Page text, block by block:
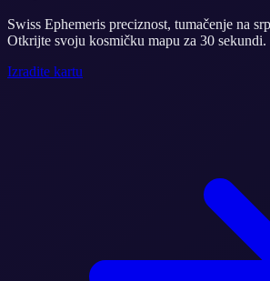
Swiss Ephemeris preciznost, tumačenje na
Otkrijte svoju kosmičku mapu za 30 sekundi.
Izradite kartu